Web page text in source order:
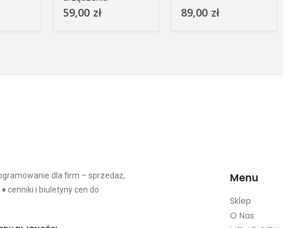
elektroenergetyczne
i zasilające
59,00 zł 89,00 zł
dla firm – sprzedaż,
cenniki i biuletyny cen do
Menu
Sklep
O Nas